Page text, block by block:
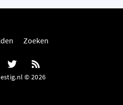
Zoeken
© 2026